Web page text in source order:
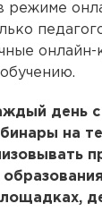
режиме
онлайн-
день
на